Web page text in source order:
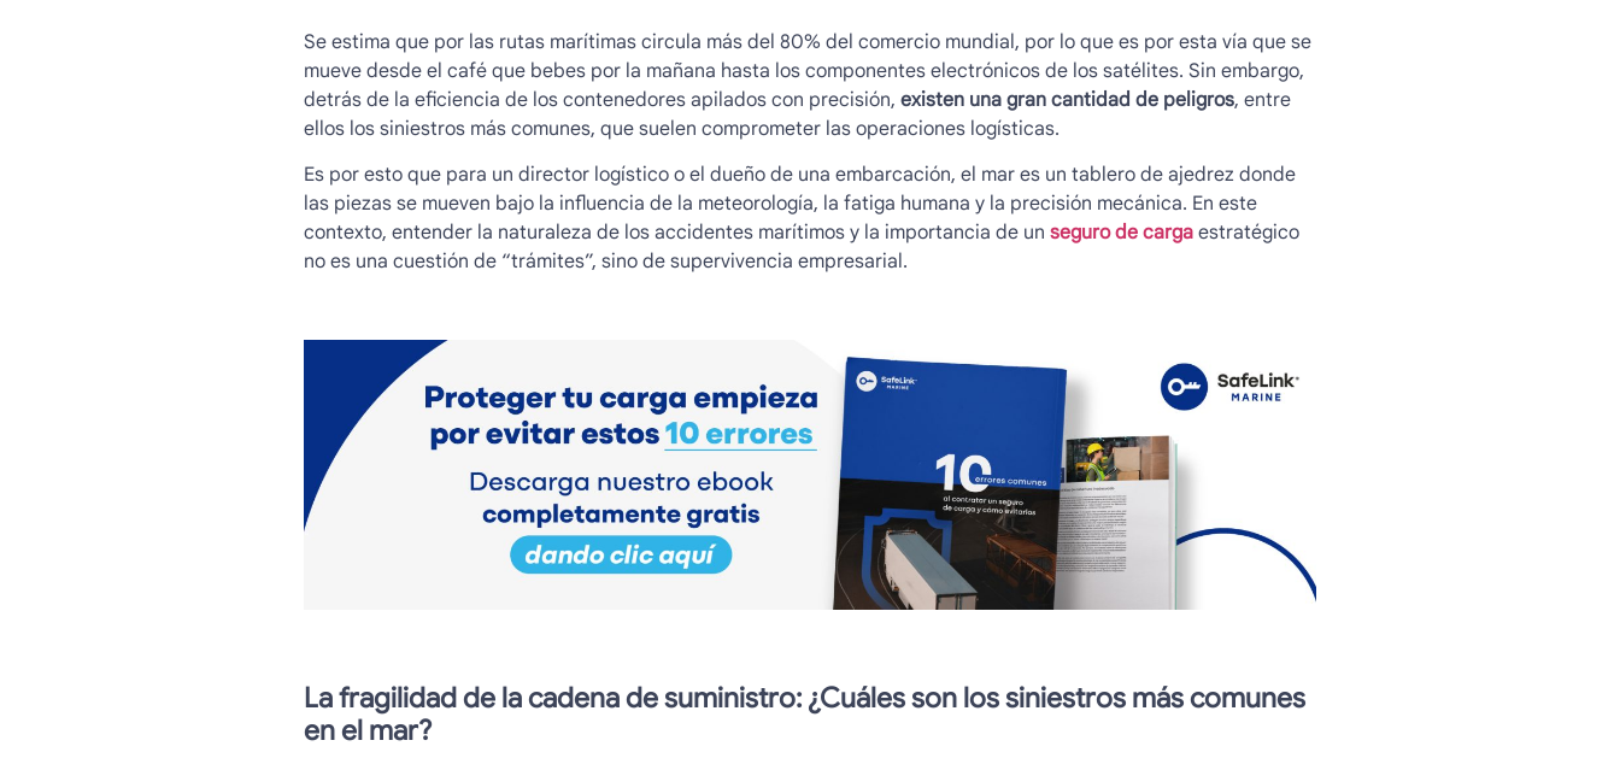
Se estima que por las rutas marítimas circula más del 80% del comercio mundial, por lo que es por esta vía que se
mueve desde el café que bebes por la mañana hasta los componentes electrónicos de los satélites. Sin embargo,
detrás de la eficiencia de los contenedores apilados con precisión, existen una gran cantidad de peligros, entre
ellos los siniestros más comunes, que suelen comprometer las operaciones logísticas.
Es por esto que para un director logístico o el dueño de una embarcación, el mar es un tablero de ajedrez donde
las piezas se mueven bajo la influencia de la meteorología, la fatiga humana y la precisión mecánica. En este
contexto, entender la naturaleza de los accidentes marítimos y la importancia de un seguro de cargaestratégico
no es una cuestión de “trámites”, sino de supervivencia empresarial.
La fragilidad de la cadena de suministro: ¿Cuáles son lossiniestros más comunes
en el mar?